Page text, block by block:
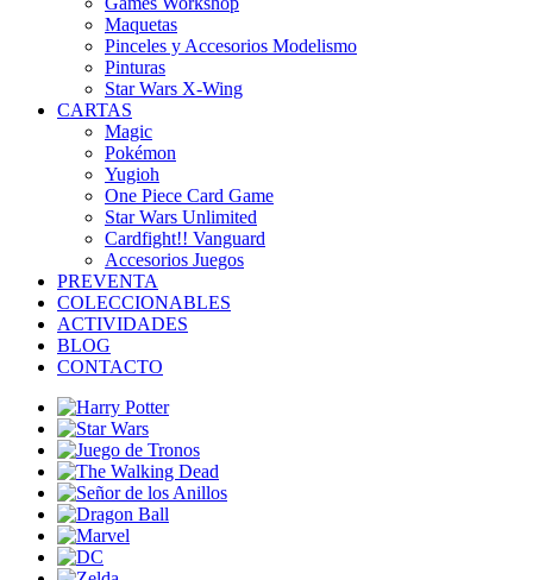
Maquetas
Pinceles y Accesorios Modelismo
Pinturas
Star Wars X-Wing
CARTAS
Magic
Pokémon
Yugioh
One Piece Card Game
Star Wars Unlimited
Cardfight!! Vanguard
Accesorios Juegos
PREVENTA
COLECCIONABLES
ACTIVIDADES
BLOG
CONTACTO